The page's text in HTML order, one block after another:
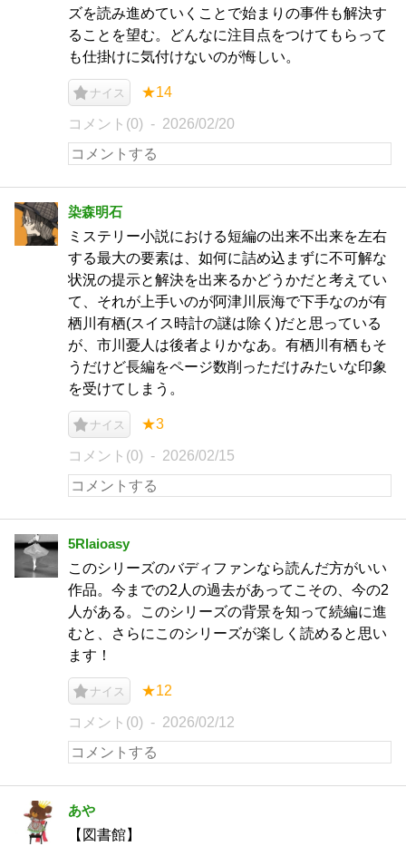
ズを読み進めていくことで始まりの事件も解決す
ることを望む。どんなに注目点をつけてもらって
も仕掛けに気付けないのが悔しい。
ナイス ★14
コメント(0) 2026/02/20
染森明石
ミステリー小説における短編の出来不出来を左右
する最大の要素は、如何に詰め込まずに不可解な
状況の提示と解決を出来るかどうかだと考えてい
て、それが上手いのが阿津川辰海で下手なのが有
栖川有栖(スイス時計の謎は除く)だと思っている
が、市川憂人は後者よりかなあ。有栖川有栖もそ
うだけど長編をページ数削っただけみたいな印象
を受けてしまう。
ナイス ★3
コメント(0) 2026/02/15
5Rlaioasy
このシリーズのバディファンなら読んだ方がいい
作品。今までの2人の過去があってこその、今の2
人がある。このシリーズの背景を知って続編に進
むと、さらにこのシリーズが楽しく読めると思い
ます！
ナイス ★12
コメント(0) 2026/02/12
あや
【図書館】